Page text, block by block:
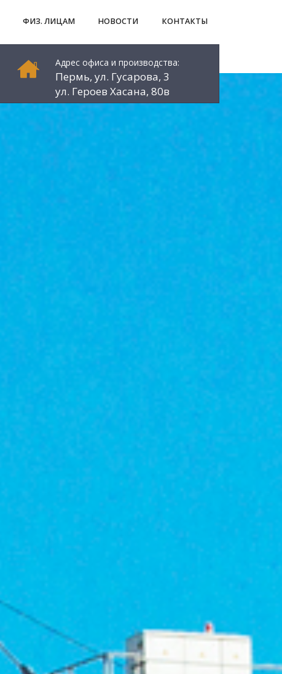
ФИЗ. ЛИЦАМ НОВОСТИ КОНТАКТЫ
Адрес офиса и производства:
Пермь, ул. Гусарова, 3
ул. Героев Хасана, 80в